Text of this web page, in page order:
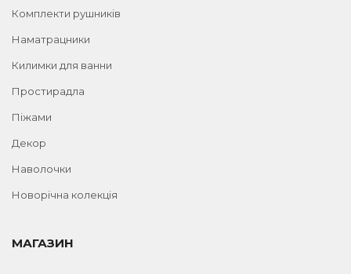
Комплекти рушників
Наматрацники
Килимки для ванни
Простирадла
Піжами
Декор
Наволочки
Новорічна колекція
МАГАЗИН